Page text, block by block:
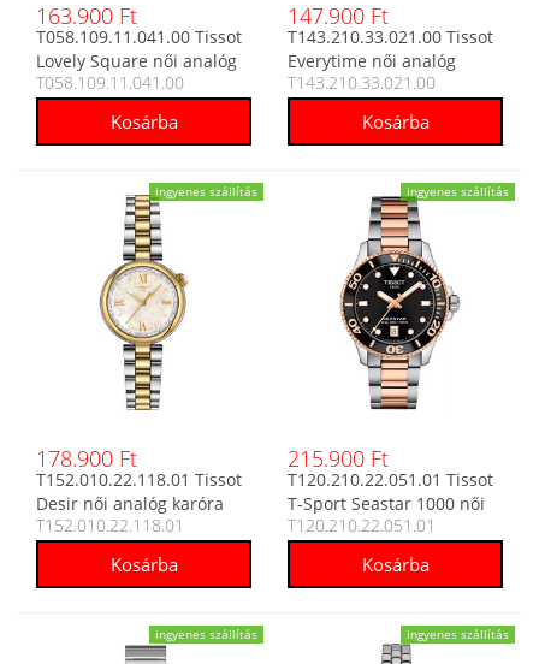
163.900 Ft
T058.109.11.041.00 Tissot
Lovely Square női analóg
karóra
T058.109.11.041.00
147.900 Ft
T143.210.33.021.00 Tissot
Everytime női analóg
karóra
T143.210.33.021.00
ingyenes szállítás
178.900 Ft
T152.010.22.118.01 Tissot
Desir női analóg karóra
T152.010.22.118.01
ingyenes szállítás
215.900 Ft
T120.210.22.051.01 Tissot
T-Sport Seastar 1000 női
analóg karóra
T120.210.22.051.01
ingyenes szállítás ingyenes szállítás